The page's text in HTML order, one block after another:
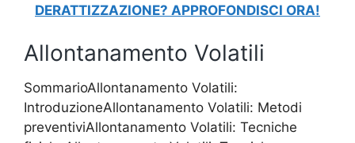
DERATTIZZAZIONE? APPROFONDISCI ORA!
Allontanamento Volatili
SommarioAllontanamento Volatili:
IntroduzioneAllontanamento Volatili: Metodi
preventiviAllontanamento Volatili: Tecniche